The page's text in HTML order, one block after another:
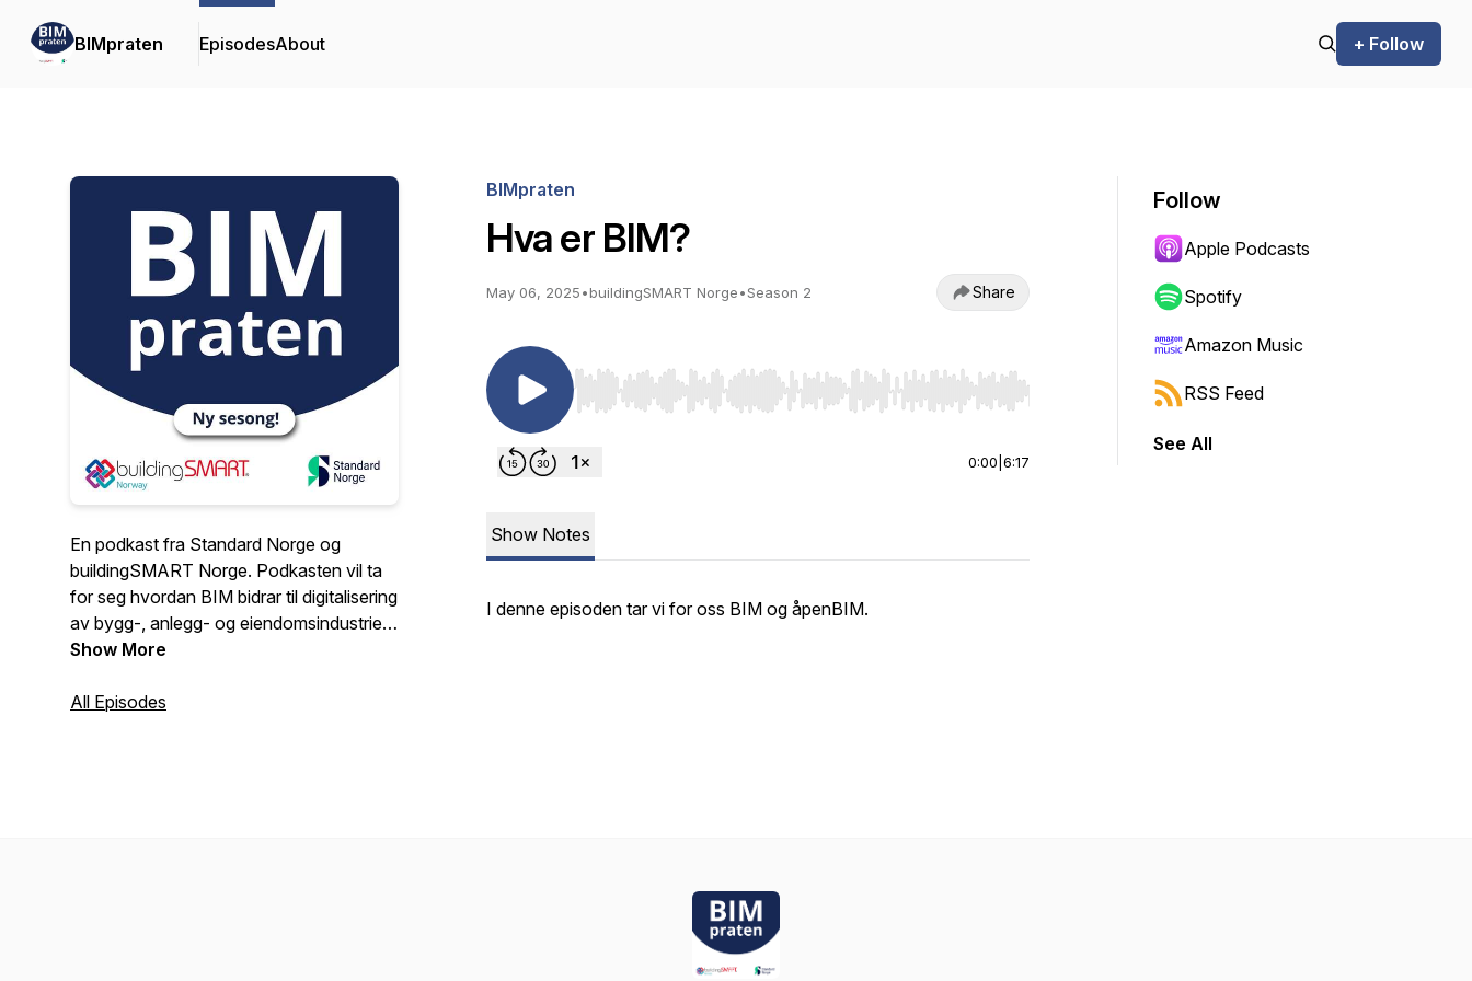
BIMpraten EpisodesAbout + Follow
En podkast fra Standard Norge og
buildingSMART Norge. Podkasten vil ta
for seg hvordan BIM bidrar til digitalisering
av bygg-, anlegg- og eiendomsindustrien
i Norge og Internasjonalt. Vi vil informere
rammerverket som f.eks. Relevante
Show More
All Episodes
BIMpraten
Hva er BIM?
May 06, 2025•buildingSMART Norge•Season 2 Share
Use Left/Right to seek, Home/End to jump to start or end. Hold shift to jump forward or backward.
0:00 6:17
Show Notes
I denne episoden tar vi for oss BIM og åpenBIM.
Follow
Apple Podcasts
Spotify
Amazon Music
RSS Feed
See All